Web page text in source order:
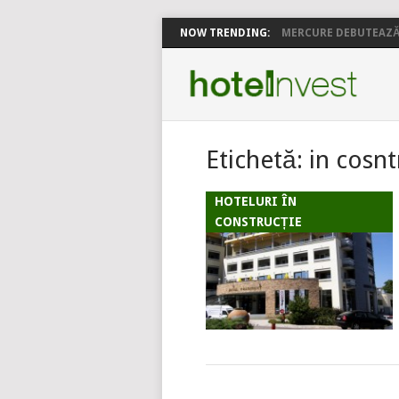
NOW TRENDING: MERCURE
Etichetă: in
HOTELURI ÎN
CONSTRUCȚIE